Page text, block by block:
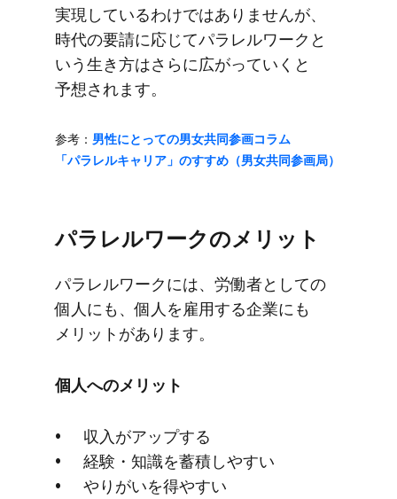
実現しているわけでは​ありませんが、​
時代の​要請に​応じて​パラレルワークと​
いう​生き方は​さらに​広がっていく​と​
予想されます。
参考​： 男性に​とっての​男女共同参画コラム​
「パラレルキャリア」の​すすめ​（男女共同参画局）
パラレルワークの​メリット
パラレルワークには、​労働者と​しての​
個人にも、​個人を​雇用する​企業にも​
メリットが​あります。
個人への​メリット
収入が​アップする
経験・知識を​蓄積しやすい
やりがいを​得やすい